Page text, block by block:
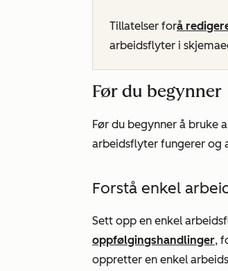
Tillatelser forå
arbeidsflyter i
Før du begynner
Før du begynner å bruke
arbeidsflyter fungerer og
Forstå enkel
Sett opp en enkel
oppfølgingshandlinger,
oppretter en enkel